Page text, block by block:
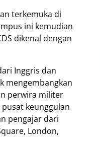
terkemuka di
ini kemudian
dikenal dengan
Inggris dan
mengembangkan
perwira militer
keunggulan
pengajar dari
London,